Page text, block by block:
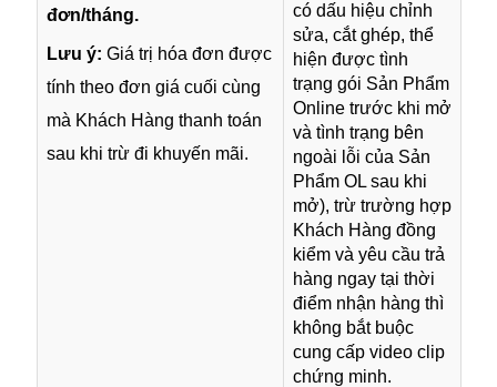
đơn/tháng.
Lưu ý: Giá trị hóa đơn được
tính theo đơn giá cuối cùng
mà Khách Hàng thanh toán
sau khi trừ đi khuyến mãi.
có dấu hiệu chỉnh
sửa, cắt ghép, thể
hiện được tình
trạng gói Sản Phẩm
Online trước khi mở
và tình trạng bên
ngoài lỗi của Sản
Phẩm OL sau khi
mở), trừ trường hợp
Khách Hàng đồng
kiểm và yêu cầu trả
hàng ngay tại thời
điểm nhận hàng thì
không bắt buộc
cung cấp video clip
chứng minh.